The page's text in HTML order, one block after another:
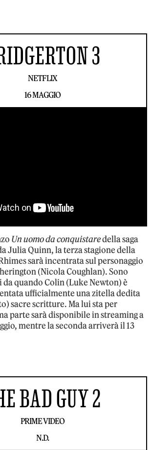
3
NETFLIX
16 MAGGIO
Un uomo da conquistaredella saga
Julia Quinn, la terza stagione della
sarà incentrata sul personaggio
(Nicola Coughlan). Sono
da quando Colin (Luke Newton) è
ufficialmente una zitella dedita
sacre scritture. Ma lui sta per
parte sarà disponibile in streaming a
mentre la seconda arriverà il 13
BAD GUY 2
PRIME VIDEO
N.D.